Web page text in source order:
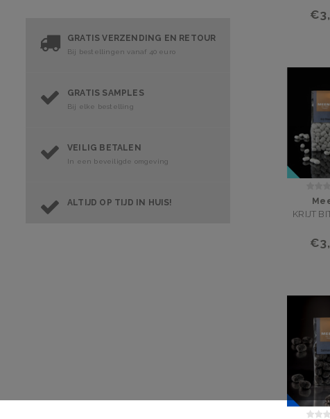
GRATIS VERZENDING EN RETOUR
Bij bestellingen vanaf 40 euro
GRATIS SAMPLES
Bij elke bestelling
VEILIG BETALEN
In een beveiligde omgeving
ALTIJD OP TIJD IN HUIS!
KRIJT